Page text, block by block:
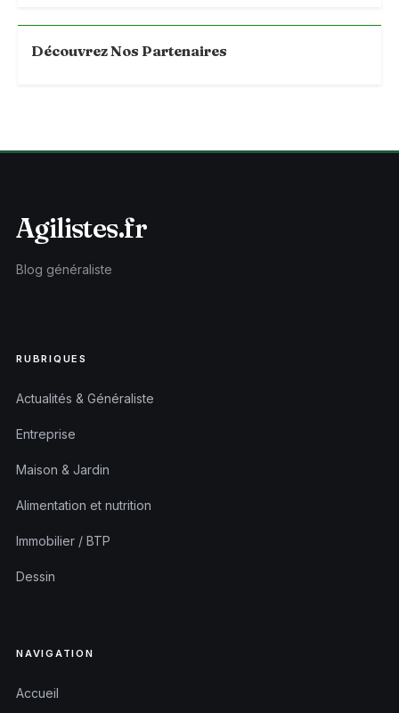
Découvrez Nos Partenaires
Agilistes.fr
Blog généraliste
RUBRIQUES
Actualités & Généraliste
Entreprise
Maison & Jardin
Alimentation et nutrition
Immobilier / BTP
Dessin
NAVIGATION
Accueil